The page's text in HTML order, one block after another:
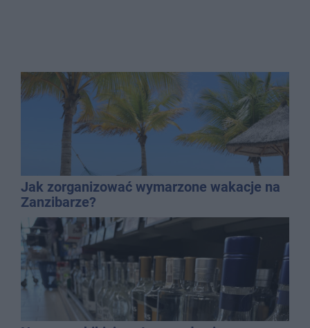
Jak zorganizować wymarzone wakacje na
Zanzibarze?